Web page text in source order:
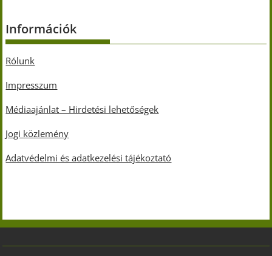
Információk
Rólunk
Impresszum
Médiaajánlat – Hirdetési lehetőségek
Jogi közlemény
Adatvédelmi és adatkezelési tájékoztató